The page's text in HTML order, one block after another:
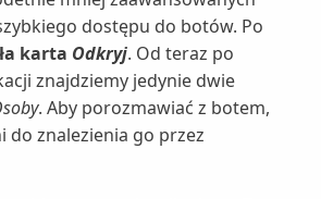
dostępu do botów. Po
karta Odkryj. Od teraz po
znajdziemy jedynie dwie
. Aby porozmawiać z botem,
do znalezienia go przez